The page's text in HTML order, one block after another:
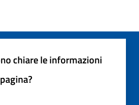
chiare le informazioni